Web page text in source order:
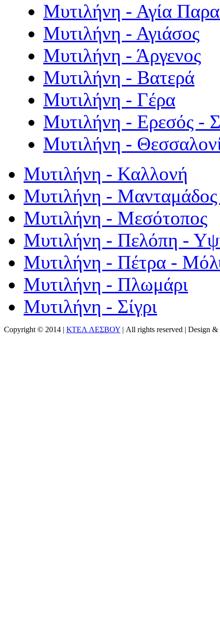
Μυτιλήνη - Αγία
Μυτιλήνη - Αγιάσος
Μυτιλήνη - Άργενος
Μυτιλήνη - Βατερά
Μυτιλήνη - Γέρα
Μυτιλήνη - Ερεσός -
Μυτιλήνη -
Μυτιλήνη - Καλλονή
Μυτιλήνη - Μανταμάδος
Μυτιλήνη - Μεσότοπος
Μυτιλήνη - Πελόπη -
Μυτιλήνη - Πέτρα -
Μυτιλήνη - Πλωμάρι
Μυτιλήνη - Σίγρι
Copyright © 2014 | ΚΤΕΛ ΛΕΣΒΟΥ | All rights reserved | Design &